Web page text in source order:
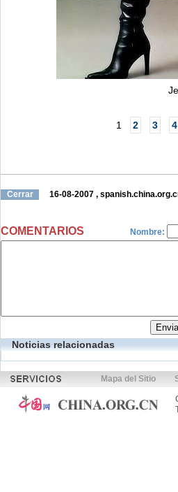
1 2 3 4
Cerrar 16-08-2007 ,
COMENTARIOS Nombre:
Noticias relacionadas